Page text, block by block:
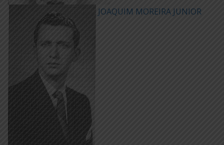
JOAQUIM MOREIRA JUNIOR